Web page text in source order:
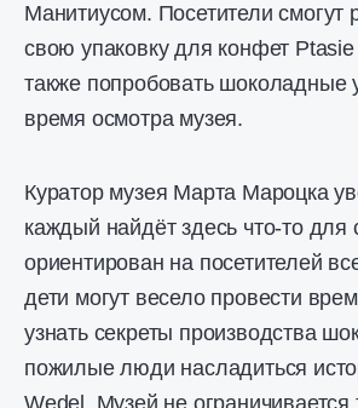
Манитиусом. Посетители смогут
свою упаковку для конфет
также попробовать шоколадные
время осмотра музея.
Куратор музея Марта Мароцка
каждый найдёт здесь что-то для
ориентирован на посетителей
дети могут весело провести
узнать секреты производства
пожилые люди насладиться
Wedel. Музей не ограничивается